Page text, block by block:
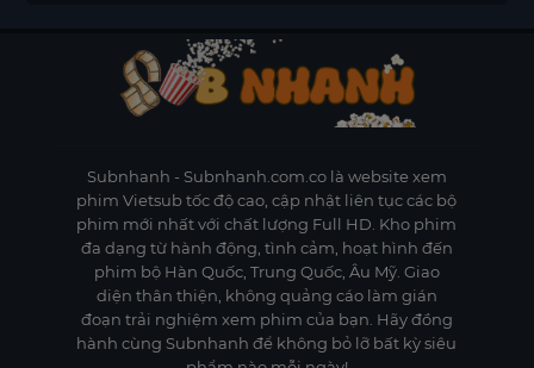
Subnhanh - Subnhanh.com.co là website xem
phim Vietsub tốc độ cao, cập nhật liên tục các bộ
phim mới nhất với chất lượng Full HD. Kho phim
đa dạng từ hành động, tình cảm, hoạt hình đến
phim bộ Hàn Quốc, Trung Quốc, Âu Mỹ. Giao
diện thân thiện, không quảng cáo làm gián
đoạn trải nghiệm xem phim của bạn. Hãy đồng
hành cùng Subnhanh để không bỏ lỡ bất kỳ siêu